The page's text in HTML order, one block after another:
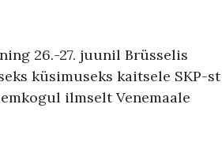
26.-27. juunil Brüsselis
küsimuseks kaitsele SKP-st
ilmselt Venemaale